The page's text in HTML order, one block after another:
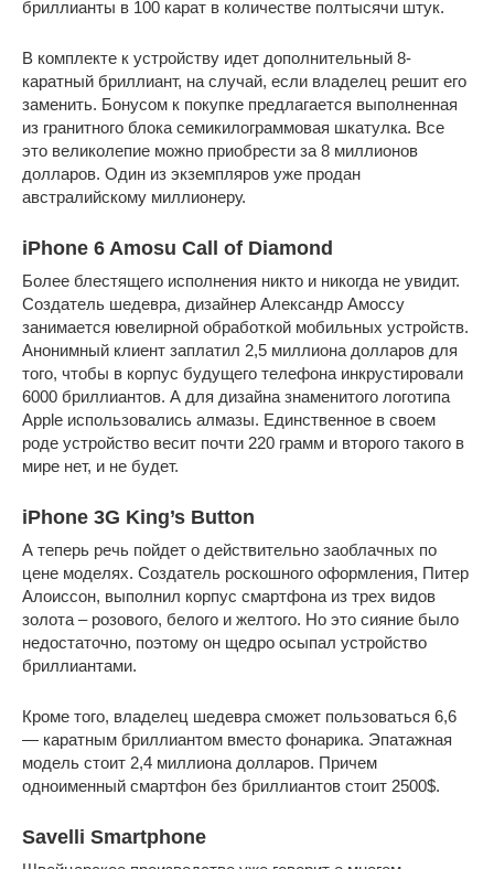
бриллианты в 100 карат в количестве полтысячи штук.
В комплекте к устройству идет дополнительный 8-
каратный бриллиант, на случай, если владелец решит его
заменить. Бонусом к покупке предлагается выполненная
из гранитного блока семикилограммовая шкатулка. Все
это великолепие можно приобрести за 8 миллионов
долларов. Один из экземпляров уже продан
австралийскому миллионеру.
iPhone 6 Amosu Call of Diamond
Более блестящего исполнения никто и никогда не увидит.
Создатель шедевра, дизайнер Александр Амоссу
занимается ювелирной обработкой мобильных устройств.
Анонимный клиент заплатил 2,5 миллиона долларов для
того, чтобы в корпус будущего телефона инкрустировали
6000 бриллиантов. А для дизайна знаменитого логотипа
Apple использовались алмазы. Единственное в своем
роде устройство весит почти 220 грамм и второго такого в
мире нет, и не будет.
iPhone 3G King’s Button
А теперь речь пойдет о действительно заоблачных по
цене моделях. Создатель роскошного оформления, Питер
Алоиссон, выполнил корпус смартфона из трех видов
золота – розового, белого и желтого. Но это сияние было
недостаточно, поэтому он щедро осыпал устройство
бриллиантами.
Кроме того, владелец шедевра сможет пользоваться 6,6
— каратным бриллиантом вместо фонарика. Эпатажная
модель стоит 2,4 миллиона долларов. Причем
одноименный смартфон без бриллиантов стоит 2500$.
Savelli Smartphone